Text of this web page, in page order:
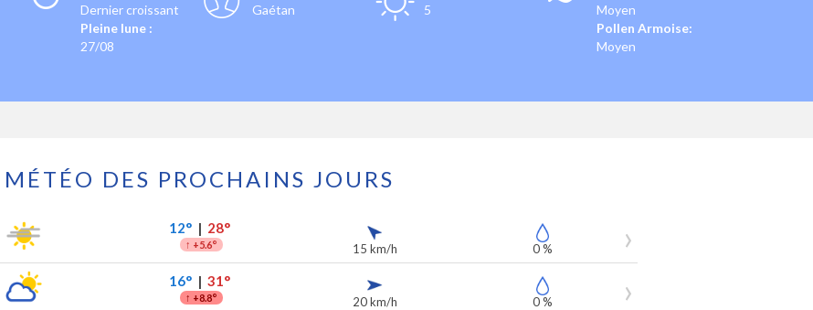
Dernier croissant
Pleine lune :
27/08
Gaétan
5
Moyen
Pollen Armoise:
Moyen
MÉTÉO DES PROCHAINS JOURS
7 prochains jours 12°| 28°
↑ +5.6° 15 km/h 0 %
16°| 31°
↑ +8.8° 20 km/h 0 %